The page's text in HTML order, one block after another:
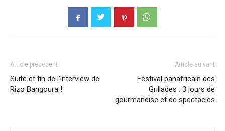
Article précédent
Suite et fin de l’interview de
Rizo Bangoura !
Article suivant
Festival panafricain des
Grillades : 3 jours de
gourmandise et de spectacles